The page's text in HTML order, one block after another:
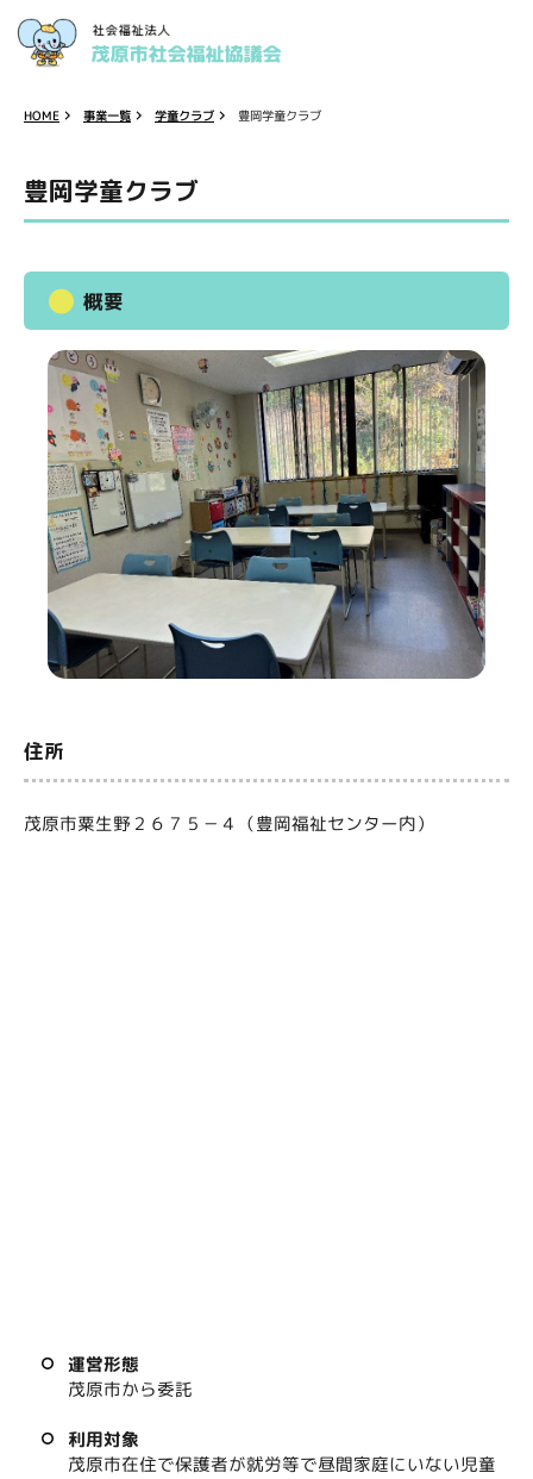
HOME 事業一覧 学童クラブ 豊岡学童クラブ
豊岡学童クラブ
概要
住所
茂原市粟生野２６７５－４（豊岡福祉センター内）
運営形態
茂原市から委託
利用対象
茂原市在住で保護者が就労等で昼間家庭にいない児童